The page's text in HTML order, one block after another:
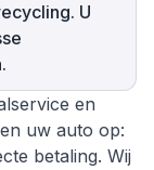
U
en
uw auto op:
betaling. Wij